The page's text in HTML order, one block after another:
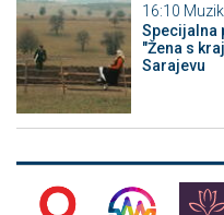
16:10
Specijalna
"Žena s
Sarajevu